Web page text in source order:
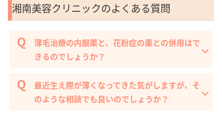
湘南美容クリニックのよくある質問
薄毛治療の内服薬と、花粉症の薬との併用はで
きるのでしょうか？
最近生え際が薄くなってきた気がしますが、そ
のような相談でも良いのでしょうか？